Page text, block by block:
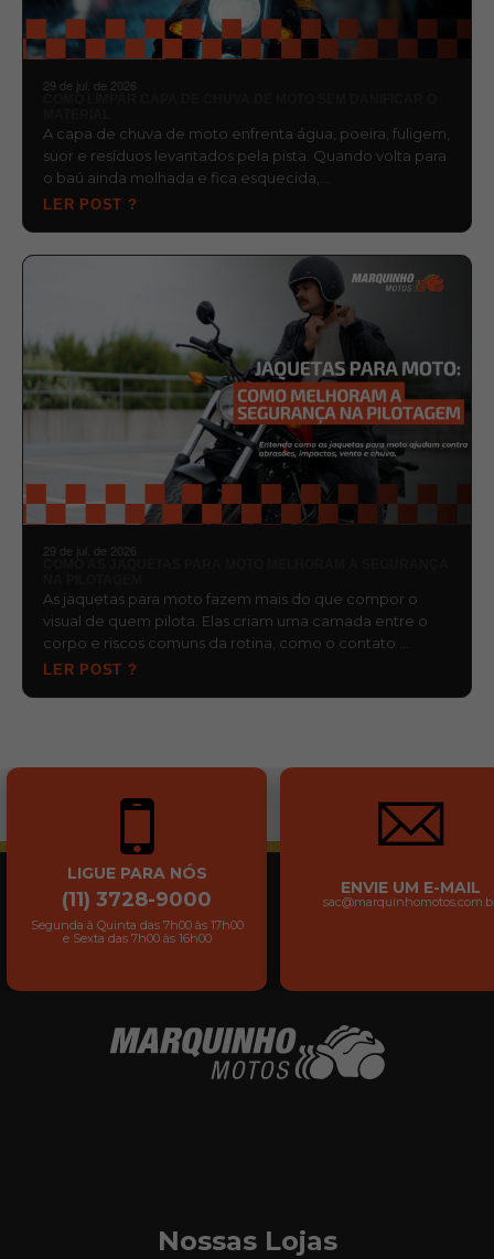
29 de jul. de 2026
A capa de chuva de moto enfrenta água, poeira, fuligem,
suor e resíduos levantados pela pista. Quando volta para
o baú ainda molhada e fica esquecida,…
LER POST ?
29 de jul. de 2026
As jaquetas para moto fazem mais do que compor o
visual de quem pilota. Elas criam uma camada entre o
corpo e riscos comuns da rotina, como o contato …
LER POST ?
LIGUE PARA NÓS
(11) 3728-9000
Segunda à Quinta das 7h00 às 17h00
e Sexta das 7h00 às 16h00
ENVIE UM E-MAIL
Nossas Lojas